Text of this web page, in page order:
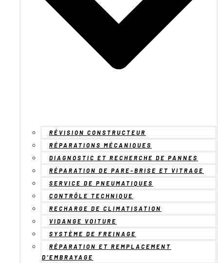
RÉVISION CONSTRUCTEUR
RÉPARATIONS MÉCANIQUES
DIAGNOSTIC ET RECHERCHE DE PANNES
RÉPARATION DE PARE-BRISE ET VITRAGE
SERVICE DE PNEUMATIQUES
CONTRÔLE TECHNIQUE
RECHARGE DE CLIMATISATION
VIDANGE VOITURE
SYSTÈME DE FREINAGE
RÉPARATION ET REMPLACEMENT
D’EMBRAYAGE